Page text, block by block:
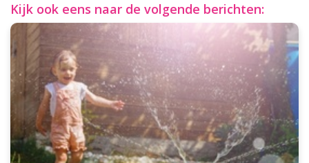
Kijk ook eens naar de volgende berichten: